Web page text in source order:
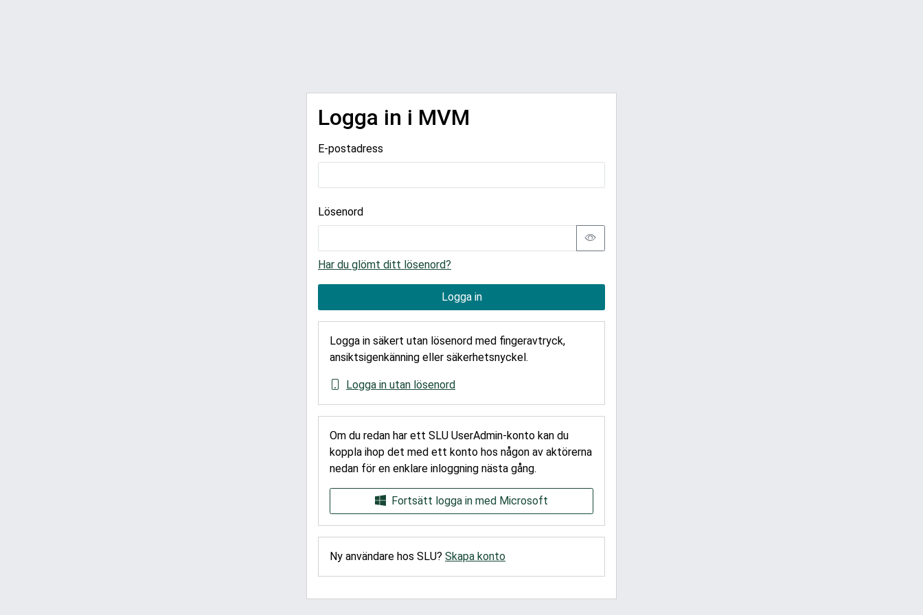
Logga in i MVM
E-postadress
Lösenord
Har du glömt ditt lösenord?
Logga in
Logga in säkert utan lösenord med fingeravtryck,
ansiktsigenkänning eller säkerhetsnyckel.
Logga in utan lösenord
Om du redan har ett SLU UserAdmin-konto kan du
koppla ihop det med ett konto hos någon av aktörerna
nedan för en enklare inloggning nästa gång.
Fortsätt logga in med Microsoft
Ny användare hos SLU? Skapa konto